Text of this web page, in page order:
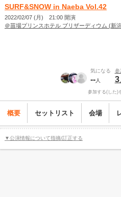
SURF&SNOW in Naeba Vol.42
2022/02/07 (月) 21:00 開演
＠苗場プリンスホテル ブリザーディウム (新
気になる
--人
参
3
参加する(した)
概要 セットリスト 会場
▼公演情報について指摘/訂正する